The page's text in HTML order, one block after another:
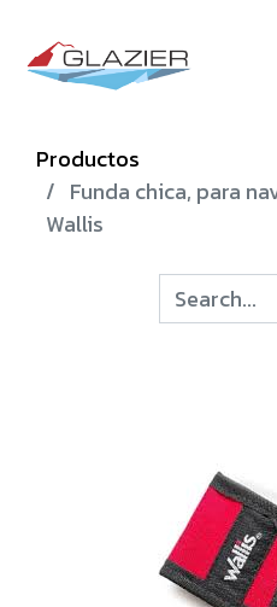
Productos
Funda chica, para
Wallis